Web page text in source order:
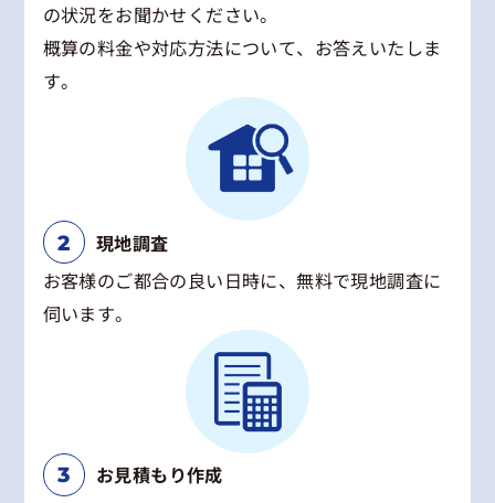
の状況をお聞かせください。
概算の料金や対応方法について、お答えいたしま
す。
現地調査
お客様のご都合の良い日時に、無料で現地調査に
伺います。
お見積もり作成